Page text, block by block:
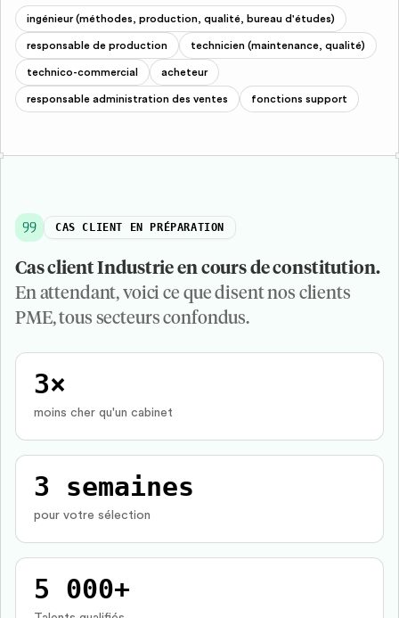
ingénieur (méthodes, production, qualité, bureau d'études)
responsable de production technicien (maintenance, qualité)
technico-commercial acheteur
responsable administration des ventes fonctions support
CAS CLIENT EN PRÉPARATION
Cas clientIndustrie en cours de constitution.
En attendant, voici ce que disent nos clients
PME, tous secteurs confondus.
3×
moins cher qu'un cabinet
3 semaines
pour votre sélection
5 000+